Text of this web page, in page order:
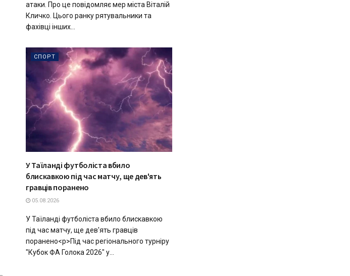
атаки. Про це повідомляє мер міста Віталій
Кличко. Цього ранку рятувальники та
фахівці інших...
СПОРТ
У Таїланді футболіста вбило
блискавкою під час матчу, ще дев'ять
гравців поранено
05.08.2026
У Таїланді футболіста вбило блискавкою
під час матчу, ще дев'ять гравців
поранено<p>Під час регіонального турніру
"Кубок ФА Голока 2026" у...